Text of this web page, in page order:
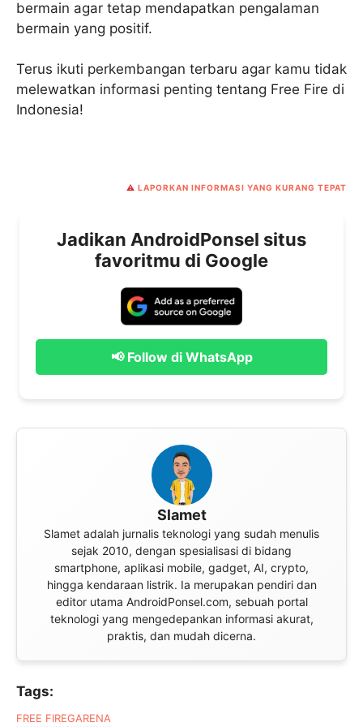
bermain agar tetap mendapatkan pengalaman
bermain yang positif.
Terus ikuti perkembangan terbaru agar kamu tidak
melewatkan informasi penting tentang Free Fire di
Indonesia!
⚠️ LAPORKAN INFORMASI YANG KURANG TEPAT
Jadikan AndroidPonsel situs
favoritmu di Google
📢 Follow di WhatsApp
Slamet
Slamet adalah jurnalis teknologi yang sudah menulis
sejak 2010, dengan spesialisasi di bidang
smartphone, aplikasi mobile, gadget, AI, crypto,
hingga kendaraan listrik. Ia merupakan pendiri dan
editor utama AndroidPonsel.com, sebuah portal
teknologi yang mengedepankan informasi akurat,
praktis, dan mudah dicerna.
Tags:
FREE FIREGARENA